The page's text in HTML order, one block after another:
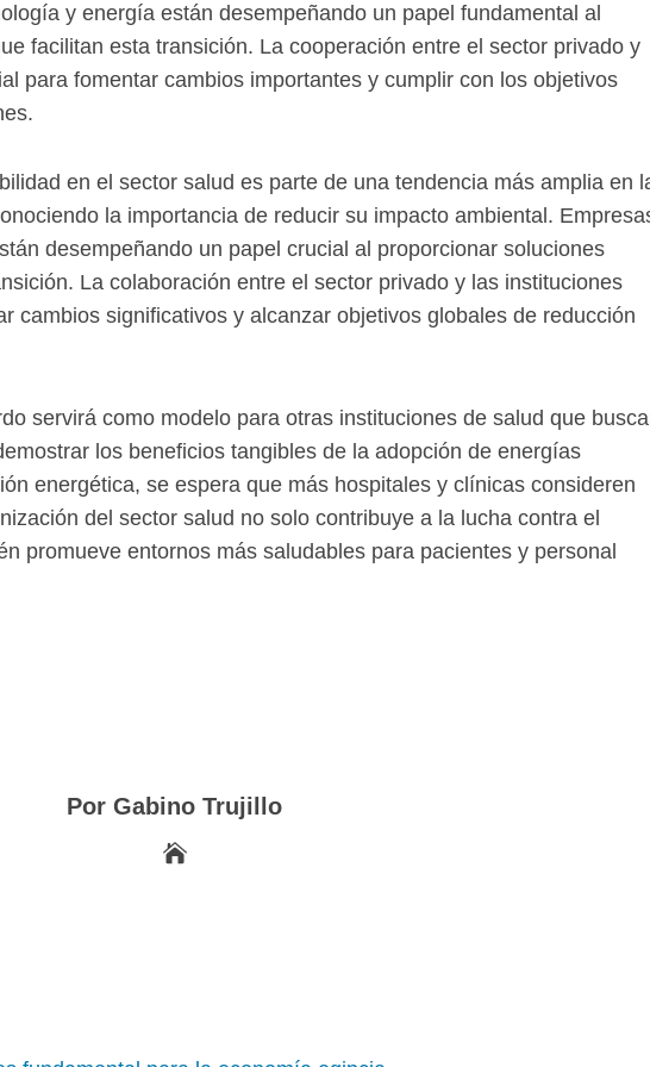
y energía están desempeñando un papel fundamental al
facilitan esta transición. La cooperación entre el sector privado y
para fomentar cambios importantes y cumplir con los objetivos
en el sector salud es parte de una tendencia más amplia en
la importancia de reducir su impacto ambiental.
desempeñando un papel crucial al proporcionar soluciones
La colaboración entre el sector privado y las instituciones
cambios significativos y alcanzar objetivos globales de reducción
servirá como modelo para otras instituciones de salud que
los beneficios tangibles de la adopción de energías
energética, se espera que más hospitales y clínicas consideren
del sector salud no solo contribuye a la lucha contra el
promueve entornos más saludables para pacientes y personal
Por Gabino Trujillo